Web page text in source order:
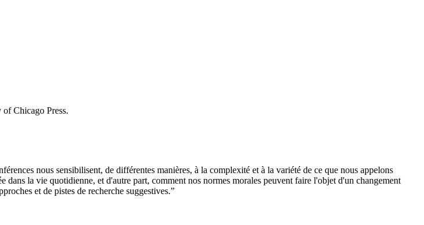
Chicago Press.
nous sensibilisent, de différentes manières, à la complexité et à la variété de ce que nous appelons
la vie quotidienne, et d'autre part, comment nos normes morales peuvent faire l'objet d'un changement
et de pistes de recherche suggestives.”